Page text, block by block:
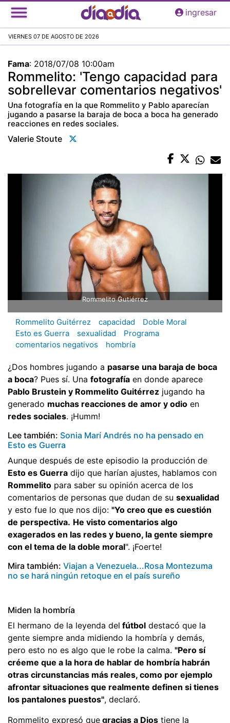
Pasar
al
principal
ingresar
VIERNES 07 DE AGOSTO DE 2026
Fama: 2018/07/08 10:00am
Rommelito: 'Tengo capacidad para
sobrellevar comentarios negativos'
Una fotografía en la que Rommelito y Pablo aparecían
jugando a pasarse la baraja de boca a boca ha generado
reacciones en redes sociales.
Valerie Stoute
Rommelito Gutiérrez
Rommelito Guitérrez capacidad
Doble Moral
Esto es Guerra
sexualidad
Programa
comentarios negativos
hombría
¿Dos hombres jugando a pasarse una baraja de boca
a boca? Pues sí. Una fotografía en donde aparece
Pablo Brustein y Rommelito Guitérrez jugando ha
generado muchas reacciones de amor y odio en
redes sociales. ¡Humm!
Lee también: Sonia Marí Andrés no ha pensado en
Esto es Guerra
Aunque después de este episodio la producción de
Esto es Guerra dijo que harían ajustes, hablamos con
Rommelito para saber su opinión acerca de los
comentarios de personas que dudan de su sexualidad
y esto fue lo que nos dijo: "Yo creo que es cuestión
de perspectiva. He visto comentarios algo
exagerados en las redes y bueno, la gente siempre
con el tema de la doble moral". ¡Foerte!
Mira también: Viajan a Venezuela...Rosa Montezuma
no se hará ningún retoque en el país sureño
Miden la hombría
El hermano de la leyenda del fútbol destacó que la
gente siempre anda midiendo la hombría y demás,
pero esto no es algo que le robe la calma. "Pero sí
créeme que a la hora de hablar de hombría habrán
otras circunstancias más reales, como por ejemplo
afrontar situaciones que realmente definen si tienes
los pantalones puestos", declaró.
Rommelito expresó que gracias a Dios tiene la